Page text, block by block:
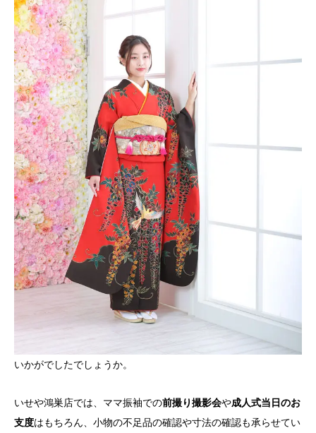
いかがでしたでしょうか。
いせや鴻巣店では、ママ振袖での前撮り撮影会や成人式当日のお
支度はもちろん、小物の不足品の確認や寸法の確認も承らせてい